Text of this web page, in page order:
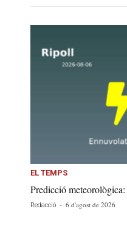
EL TEMPS
Predicció
Redacció - 6 d'agost de 2026